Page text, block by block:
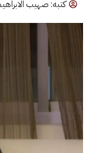
صهيب الابراهيم
9:09 م